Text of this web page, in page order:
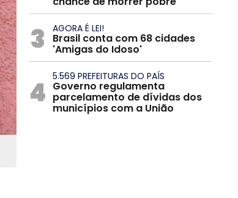
3 AGORA É LEI!
Brasil conta com 68 cidades
'Amigas do Idoso'
4 5.569 PREFEITURAS DO PAÍS
Governo regulamenta
parcelamento de dívidas dos
municípios com a União